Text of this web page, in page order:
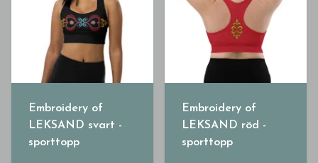
Embroidery of
LEKSAND svart -
sporttopp
Embroidery of
LEKSAND röd -
sporttopp